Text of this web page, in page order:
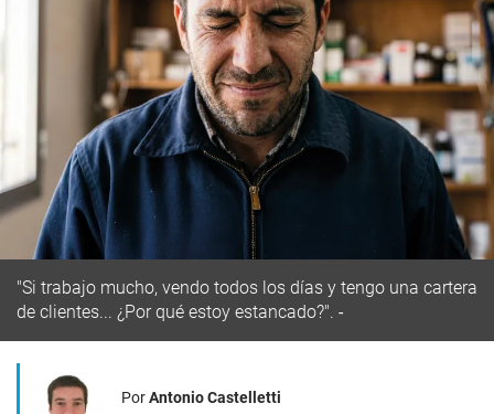
"Si trabajo mucho, vendo todos los días y tengo una cartera
de clientes... ¿Por qué estoy estancado?".
PorAntonio Castelletti